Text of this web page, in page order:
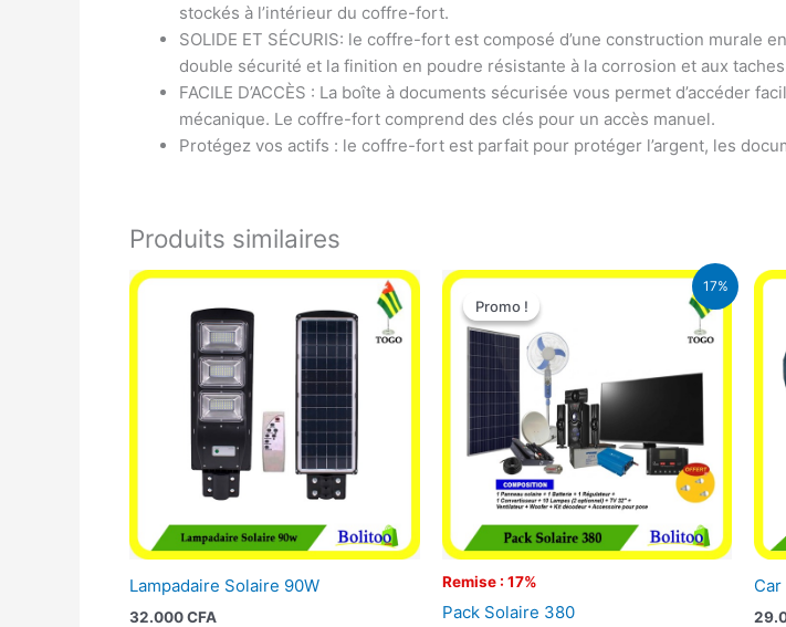
stockés à l’intérieur du coffre-fort.
SOLIDE ET SÉCURIS: le coffre-fort est composé d’une construction
double sécurité et la finition en poudre résistante à la corrosion et aux
FACILE D’ACCÈS : La boîte à documents sécurisée vous permet d’accéder
mécanique. Le coffre-fort comprend des clés pour un accès manuel.
Protégez vos actifs : le coffre-fort est parfait pour protéger l’argent, les
Produits similaires
Lampadaire Solaire 90W
32.000CFA
17%
Promo !
Remise : 17%
Promo !
Pack Solaire 380
Le
initial
était :
430.000 CFA.
Le